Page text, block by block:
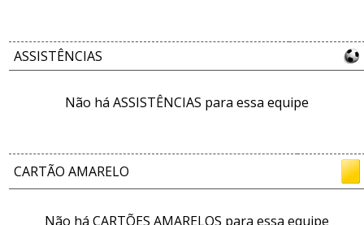
ASSISTÊNCIAS
Não há ASSISTÊNCIAS para essa equipe
CARTÃO AMARELO
Não há CARTÕES AMARELOS para essa equipe